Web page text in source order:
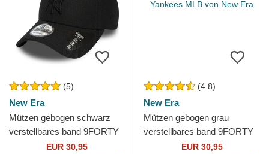
(5)
New Era
Mützen gebogen schwarz
verstellbares band 9FORTY
Diamond Era der New York
EUR 30,95
(4.8)
New Era
Mützen gebogen grau
verstellbares band 9FORTY
Diamond Era der New York
EUR 30,95